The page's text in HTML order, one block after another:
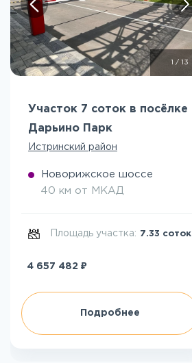
/ 13
Участок 7 соток в посёлке
Дарьино Парк
Истринский район
Новорижское шоссе
40 км от МКАД
Площадь участка: 7.33 соток
4 657 482 ₽
Подробнее